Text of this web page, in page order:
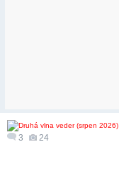
3 24